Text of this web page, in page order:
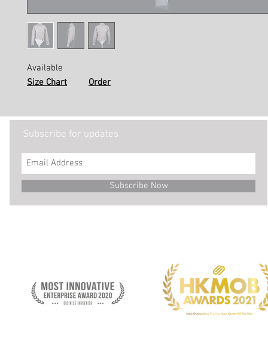
Available
Size Chart
Order
Subscribe for updates
Subscribe Now